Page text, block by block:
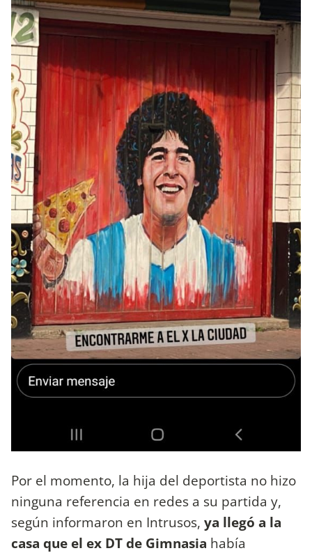
Por el momento, la hija del deportista no hizo
ninguna referencia en redes a su partida y,
según informaron en Intrusos, ya llegó a la
casa que el ex DT de Gimnasia había